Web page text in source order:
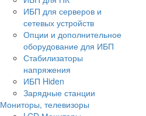
ИБП для серверов и
сетевых устройств
Опции и дополнительное
оборудование для ИБП
Стабилизаторы
напряжения
ИБП Hiden
Зарядные станции
Мониторы, телевизоры